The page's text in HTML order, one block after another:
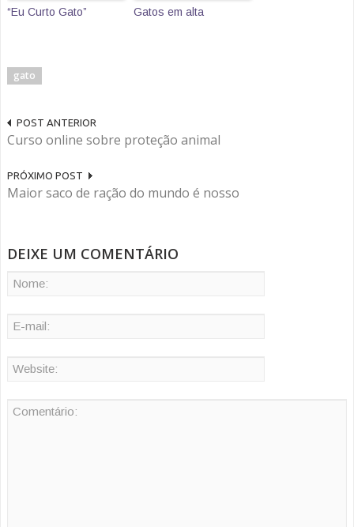
“Eu Curto Gato” Gatos em alta
gato
POST ANTERIOR
Curso online sobre proteção animal
PRÓXIMO POST
Maior saco de ração do mundo é nosso
DEIXE UM COMENTÁRIO